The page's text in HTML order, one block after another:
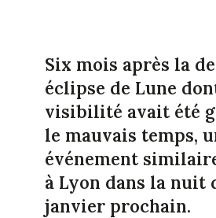
Six mois après la
éclipse de Lune
visibilité avait été
le mauvais temps,
événement
à Lyon dans la nuit
janvier prochain.